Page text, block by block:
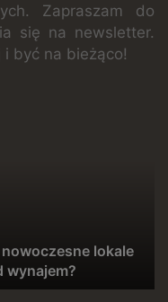
Zapraszam do
się na newsletter.
być na bieżąco!
lokale
wynajem?